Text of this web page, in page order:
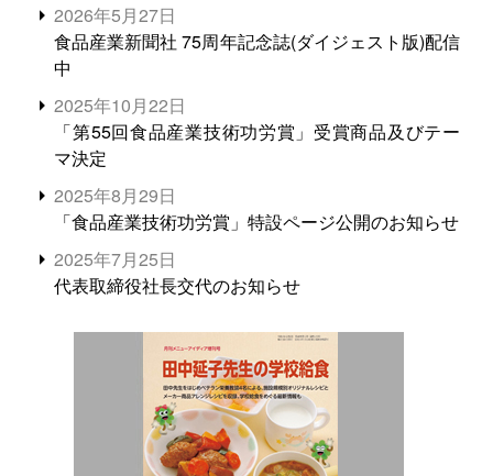
2026年5月27日
食品産業新聞社 75周年記念誌(ダイジェスト版)配信
中
2025年10月22日
「第55回食品産業技術功労賞」受賞商品及びテー
マ決定
2025年8月29日
「食品産業技術功労賞」特設ページ公開のお知らせ
2025年7月25日
代表取締役社長交代のお知らせ